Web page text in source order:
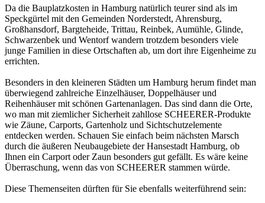
Da die Bauplatzkosten in Hamburg natürlich teurer sind als im
Speckgürtel mit den Gemeinden Norderstedt, Ahrensburg,
Großhansdorf, Bargteheide, Trittau, Reinbek, Aumühle, Glinde,
Schwarzenbek und Wentorf wandern trotzdem besonders viele
junge Familien in diese Ortschaften ab, um dort ihre Eigenheime zu
errichten.
Besonders in den kleineren Städten um Hamburg herum findet man
überwiegend zahlreiche Einzelhäuser, Doppelhäuser und
Reihenhäuser mit schönen Gartenanlagen. Das sind dann die Orte,
wo man mit ziemlicher Sicherheit zahllose SCHEERER-Produkte
wie Zäune, Carports, Gartenholz und Sichtschutzelemente
entdecken werden. Schauen Sie einfach beim nächsten Marsch
durch die äußeren Neubaugebiete der Hansestadt Hamburg, ob
Ihnen ein Carport oder Zaun besonders gut gefällt. Es wäre keine
Überraschung, wenn das von SCHEERER stammen würde.
Diese Themenseiten dürften für Sie ebenfalls weiterführend sein: